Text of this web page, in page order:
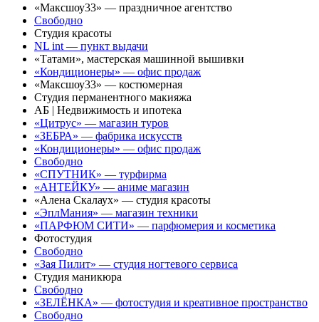
«Максшоу33» — праздничное агентство
Свободно
Студия красоты
NL int — пункт выдачи
«Татами», мастерская машинной вышивки
«Кондиционеры» — офис продаж
«Максшоу33» — костюмерная
Студия перманентного макияжа
АБ | Недвижимость и ипотека
«Цитрус» — магазин туров
«ЗЕБРА» — фабрика искусств
«Кондиционеры» — офис продаж
Свободно
«СПУТНИК» — турфирма
«АНТЕЙКУ» — аниме магазин
«Алена Скалаух» — студия красоты
«ЭплМания» — магазин техники
«ПАРФЮМ СИТИ» — парфюмерия и косметика
Фотостудия
Свободно
«Зая Пилит» — студия ногтевого сервиса
Студия маникюра
Свободно
«ЗЕЛЁНКА» — фотостудия и креативное пространство
Свободно